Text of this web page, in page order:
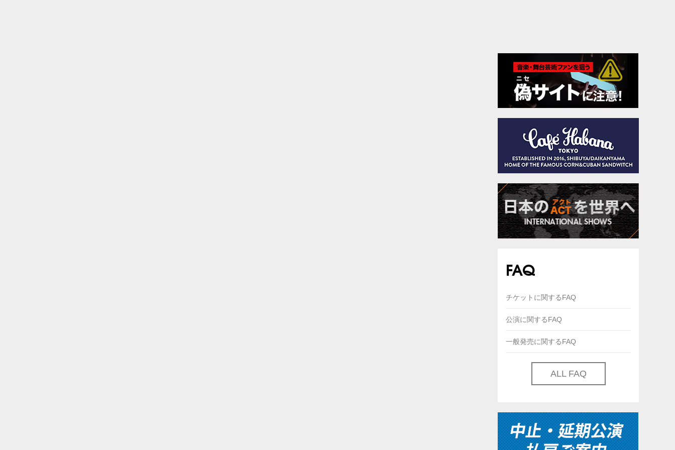
FAQ
チケットに関するFAQ
公演に関するFAQ
一般発売に関するFAQ
ALL FAQ